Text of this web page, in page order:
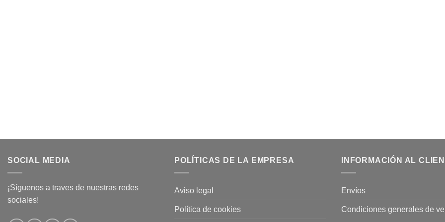
SOCIAL MEDIA
¡Síguenos a traves de nuestras redes
sociales!
POLÍTICAS DE LA EMPRESA
Aviso legal
Política de cookies
INFORMACIÓN AL
Envíos
Condiciones generales de